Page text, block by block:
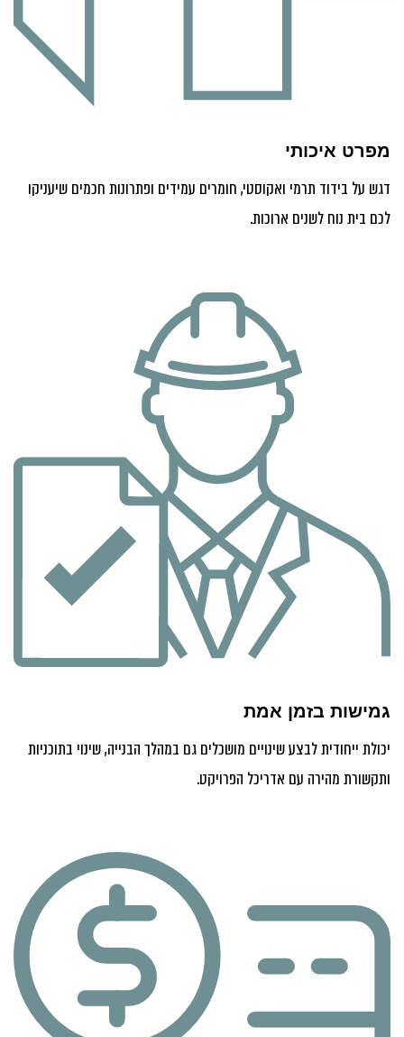
מפרט איכותי
דגש על בידוד תרמי ואקוסטי, חומרים עמידים ופתרונות חכמים שיעניקו
לכם בית נוח לשנים ארוכות.
גמישות בזמן אמת
יכולת ייחודית לבצע שינויים מושכלים גם במהלך הבנייה, שינוי בתוכניות
ותקשורת מהירה עם אדריכל הפרויקט.